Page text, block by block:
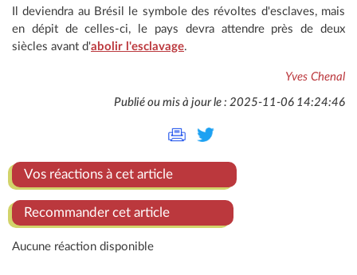
Il deviendra au Brésil le symbole des révoltes d'esclaves, mais
en dépit de celles-ci, le pays devra attendre près de deux
siècles avant d'abolir l'esclavage.
Yves Chenal
Publié ou mis à jour le : 2025-11-06 14:24:46
Vos réactions à cet article
Recommander cet article
Aucune réaction disponible